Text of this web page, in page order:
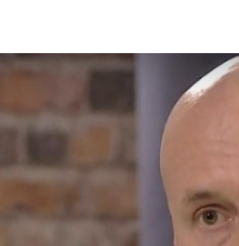
Influencer marketing
Martech